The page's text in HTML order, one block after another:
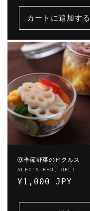
価
カートに追加する
⑨季節野菜のピクルス
販
売
ALEC'S RED, DELI.
通
価
¥1,000 JPY